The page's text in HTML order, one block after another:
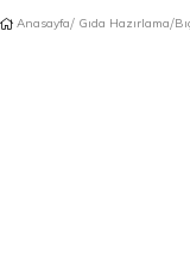
Anasayfa Gıda Hazırlama